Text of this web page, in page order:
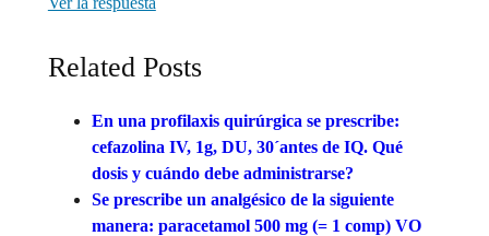
Related Posts
En una profilaxis quirúrgica se prescribe:
cefazolina IV, 1g, DU, 30´antes de IQ. Qué
dosis y cuándo debe administrarse?
Se prescribe un analgésico de la siguiente
manera: paracetamol 500 mg (= 1 comp) VO